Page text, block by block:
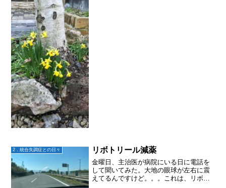
2．統合失調症との日々 リボトリール減薬
金曜日、主治医が病院にいる日に電話を
して聞いてみた。大地の眼球が左右に震
えてるんですけど。。。これは、リボト